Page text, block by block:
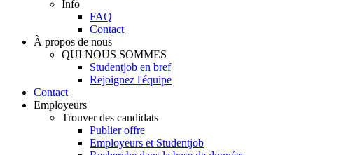
Info
FAQ
Contact
À propos de nous
QUI NOUS SOMMES
Studentjob en bref
Rejoignez l'équipe
Contact
Employeurs
Trouver des candidats
Publier offre
Employeurs et Studentjob